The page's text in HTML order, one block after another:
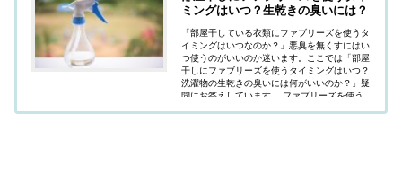
ミングはいつ？生乾きの臭いには？
「部屋干している衣類にファブリーズを使うタ
イミングはいつなのか？」悪臭を無くすにはい
つ使うのがいいのか迷います。ここでは「部屋
干しにファブリーズを使うタイミングはいつ？
洗濯物の生乾きの臭いには何がいいのか？」疑
問にお答えしています。 ファブリーズを使う